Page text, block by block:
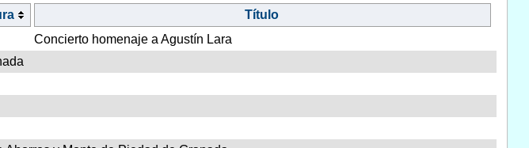
Título
Concierto homenaje a Agustín Lara